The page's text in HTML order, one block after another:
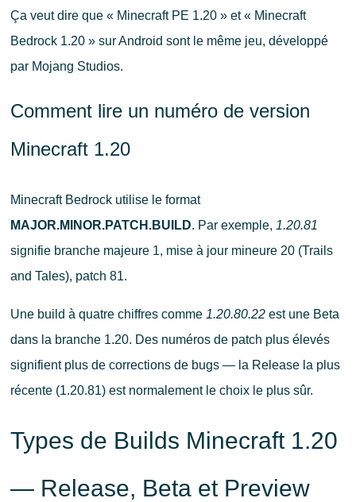
Ça veut dire que « Minecraft PE 1.20 » et « Minecraft
Bedrock 1.20 » sur Android sont le même jeu, développé
par Mojang Studios.
Comment lire un numéro de version
Minecraft 1.20
Minecraft Bedrock utilise le format
MAJOR.MINOR.PATCH.BUILD. Par exemple, 1.20.81
signifie branche majeure 1, mise à jour mineure 20 (Trails
and Tales), patch 81.
Une build à quatre chiffres comme 1.20.80.22est une Beta
dans la branche 1.20. Des numéros de patch plus élevés
signifient plus de corrections de bugs — la Release la plus
récente (1.20.81) est normalement le choix le plus sûr.
Types de Builds Minecraft 1.20
— Release, Beta et Preview